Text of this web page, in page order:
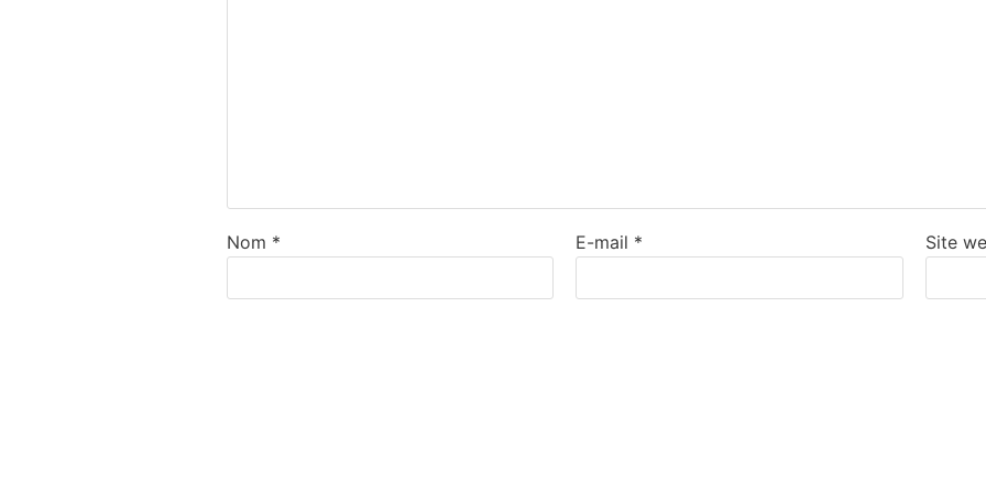
Nom * E-mail * Site